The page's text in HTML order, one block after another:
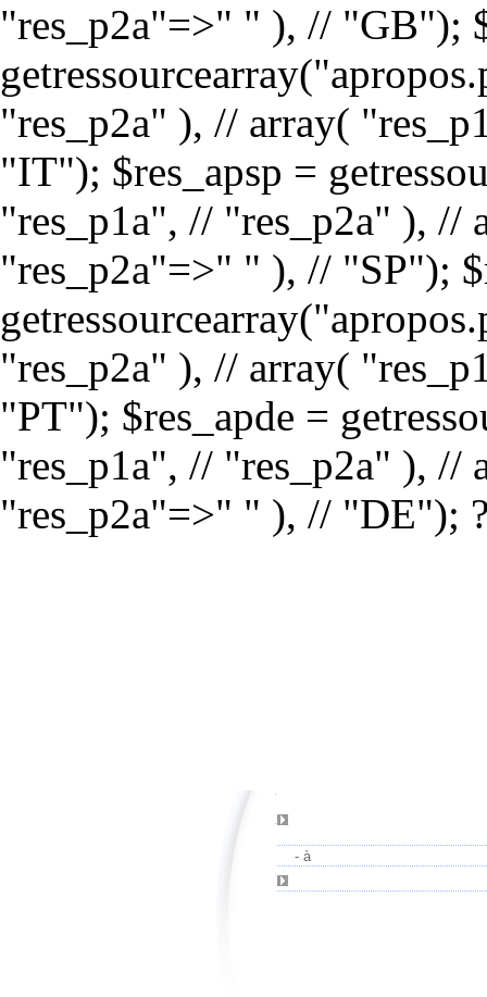
"res_p2a"=>" " ), // "GB");
"res_p2a" ), // array(
"IT"); $res_apsp =
"res_p1a", // "res_p2a" ), //
"res_p2a"=>" " ), // "SP");
"res_p2a" ), // array(
"PT"); $res_apde =
"res_p1a", // "res_p2a" ), //
"res_p2a"=>" " ), // "DE");
- à